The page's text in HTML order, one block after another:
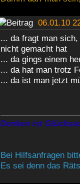
06.01.10
... da fragt man
nicht gemacht hat
... da gings einem
... da hat man trotz
... da ist man jetzt
Denken ist
Bei Hilfsanfragen
Es sei denn das